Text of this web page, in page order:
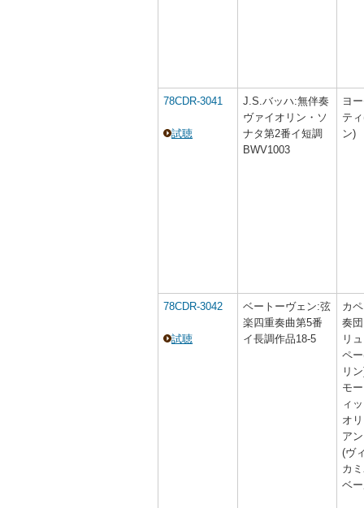
78CDR-3041
試聴
J.S.バッハ:無伴奏
ヴァイオリン・ソ
ナタ第2番イ短調
BWV1003
ヨ
テ
ン)
78CDR-3042
試聴
ベートーヴェン:弦
楽四重奏曲第5番
イ長調作品18-5
カ
奏団
リ
ペ
リ
モ
ィ
オ
ア
(ヴ
カ
ベ